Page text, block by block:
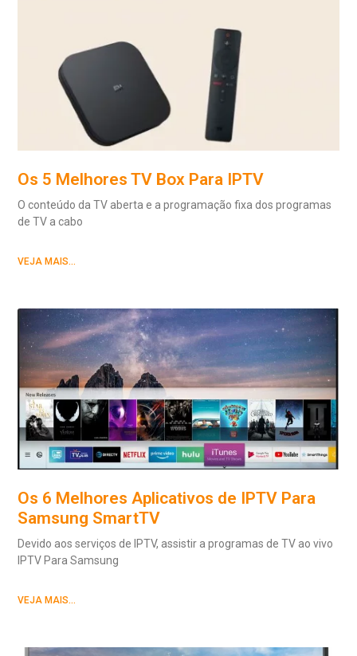
Os 5 Melhores TV Box Para IPTV
O conteúdo da TV aberta e a programação fixa dos programas
de TV a cabo
VEJA MAIS...
Os 6 Melhores Aplicativos de IPTV Para
Samsung SmartTV
Devido aos serviços de IPTV, assistir a programas de TV ao vivo
IPTV Para Samsung
VEJA MAIS...